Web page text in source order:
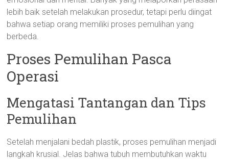
lebih baik setelah melakukan prosedur, tetapi perlu diingat
bahwa setiap orang memiliki proses pemulihan yang
berbeda.
Proses Pemulihan Pasca
Operasi
Mengatasi Tantangan dan Tips
Pemulihan
Setelah menjalani bedah plastik, proses pemulihan menjadi
langkah krusial. Jelas bahwa tubuh membutuhkan waktu